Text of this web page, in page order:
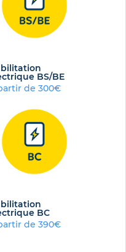
BS/BE
de 300€
BC
de 390€